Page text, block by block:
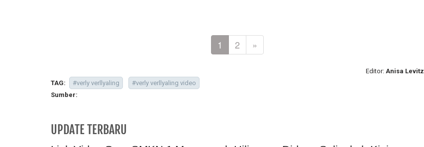
1 2 »
Editor: Anisa Levitz
TAG:
#verly verllyaling
#verly verllyaling video
Sumber:
UPDATE TERBARU